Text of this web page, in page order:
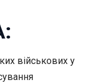
військових у